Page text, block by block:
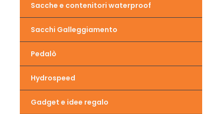
Sacche e contenitori waterproof
Sacchi Galleggiamento
Pedalò
Hydrospeed
Gadget e idee regalo